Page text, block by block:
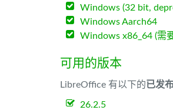
Windows (32 bit,
Windows Aarch64
Windows x86_64 (需
可用的版本
LibreOffice 有以下的已发
26.2.5